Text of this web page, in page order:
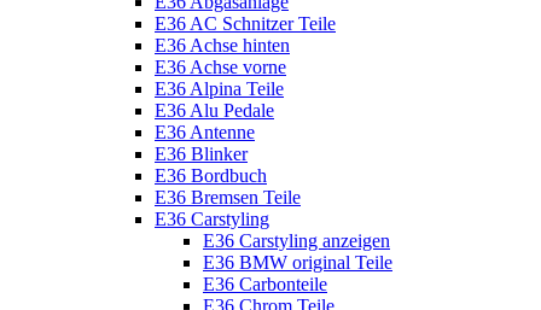
E36 AC Schnitzer Teile
E36 Achse hinten
E36 Achse vorne
E36 Alpina Teile
E36 Alu Pedale
E36 Antenne
E36 Blinker
E36 Bordbuch
E36 Bremsen Teile
E36 Carstyling
E36 Carstyling anzeigen
E36 BMW original Teile
E36 Carbonteile
E36 Chrom Teile